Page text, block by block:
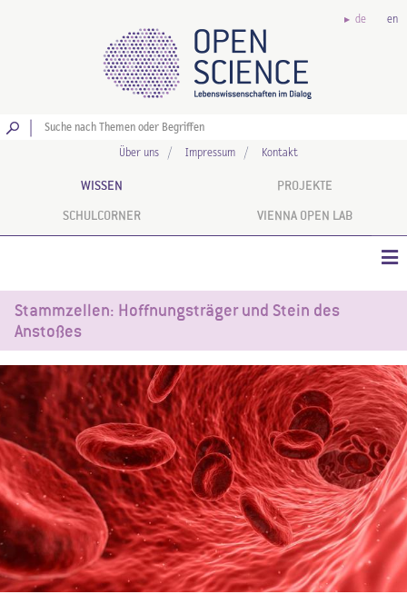
de en
Über uns Impressum Kontakt
WISSEN PROJEKTE
SCHULCORNER VIENNA OPEN LAB
Stammzellen: Hoffnungsträger und Stein des
Anstoßes